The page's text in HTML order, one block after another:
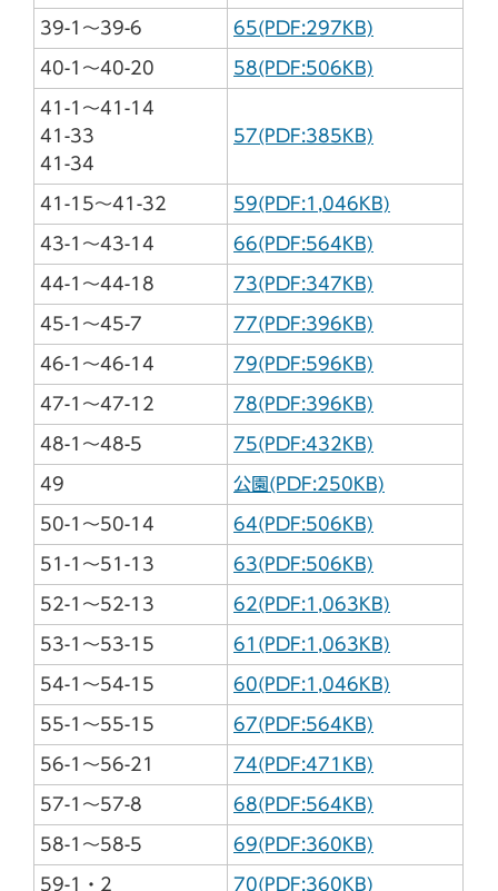
39-1～39-6 65(PDF:297KB)
40-1～40-20 58(PDF:506KB)
41-1～41-14
41-33
41-34
57(PDF:385KB)
41-15～41-32 59(PDF:1,046KB)
43-1～43-14 66(PDF:564KB)
44-1～44-18 73(PDF:347KB)
45-1～45-7 77(PDF:396KB)
46-1～46-14 79(PDF:596KB)
47-1～47-12 78(PDF:396KB)
48-1～48-5 75(PDF:432KB)
49 公園(PDF:250KB)
50-1～50-14 64(PDF:506KB)
51-1～51-13 63(PDF:506KB)
52-1～52-13 62(PDF:1,063KB)
53-1～53-15 61(PDF:1,063KB)
54-1～54-15 60(PDF:1,046KB)
55-1～55-15 67(PDF:564KB)
56-1～56-21 74(PDF:471KB)
57-1～57-8 68(PDF:564KB)
58-1～58-5 69(PDF:360KB)
59-1・2 70(PDF:360KB)